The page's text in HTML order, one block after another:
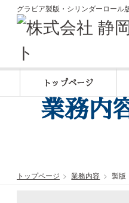
グラビア製版・シリンダーロール
トップページ
業務内
トップページ 業務内容 製版